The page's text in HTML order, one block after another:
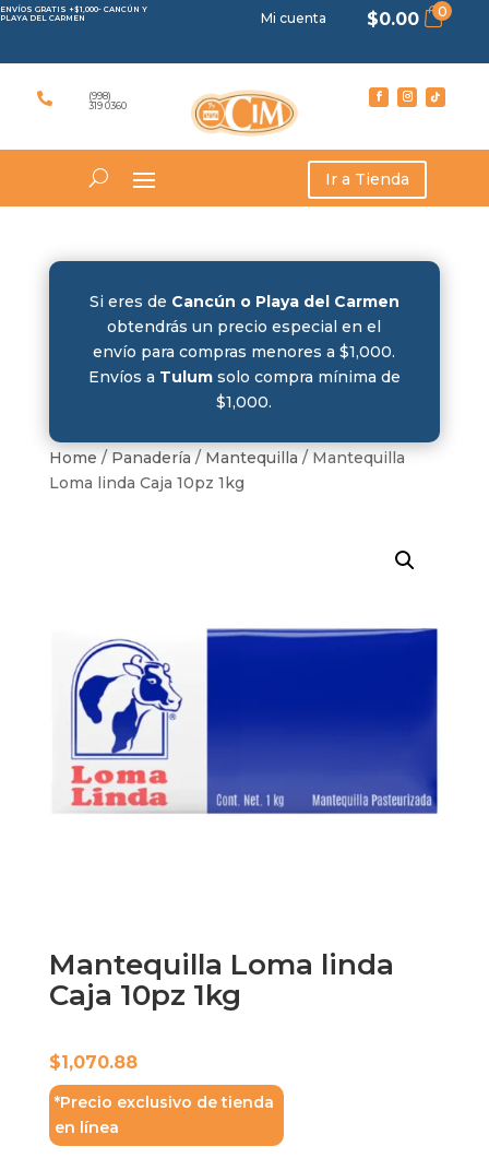
ENVÍOS GRATIS +$1,000- CANCÚN Y
PLAYA DEL CARMEN
Mi cuenta $0.00 0

(998)
319 0360
Ir a Tienda
Si eres de Cancún o Playa del Carmen
obtendrás un precio especial en el
envío para compras menores a $1,000.
Envíos a Tulumsolo compra mínima de
$1,000.
Home / Panadería / Mantequilla / Mantequilla
Loma linda Caja 10pz 1kg
Mantequilla Loma linda
Caja 10pz 1kg
$1,070.88
*Precio exclusivo de tienda
en línea